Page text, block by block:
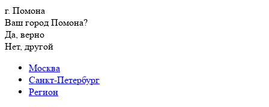
г. Помона
Ваш город Помона?
Да, верно
Нет, другой
Москва
Санкт-Петербург
Регион